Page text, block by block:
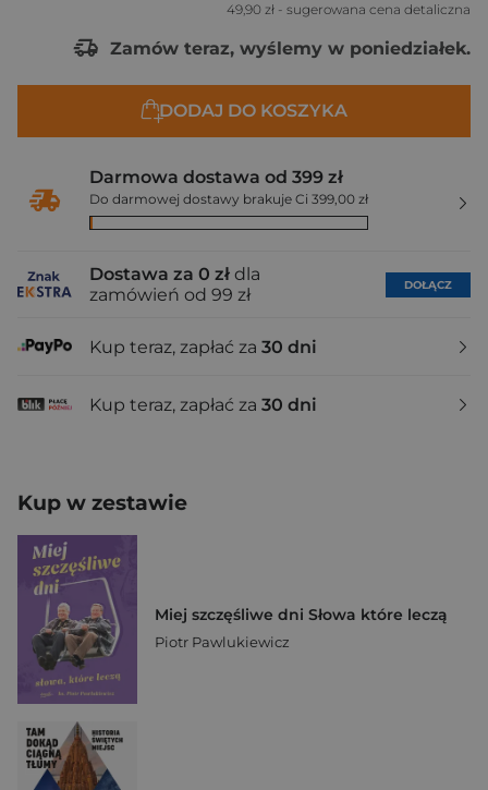
49,90 zł - sugerowana cena detaliczna
Zamów teraz, wyślemy w poniedziałek.
DODAJ DO KOSZYKA
Darmowa dostawa od 399 zł
Do darmowej dostawy brakuje Ci 399,00 zł
Dostawa za 0 zł dla
zamówień od 99 zł
DOŁĄCZ
Kup teraz, zapłać za 30 dni
Kup teraz, zapłać za 30 dni
Kup w zestawie
Miej szczęśliwe dni Słowa które leczą
Piotr Pawlukiewicz